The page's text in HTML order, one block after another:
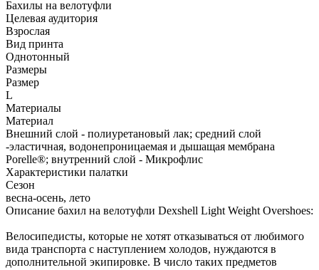
Бахилы на велотуфли
Целевая аудитория
Взрослая
Вид принта
Однотонный
Размеры
Размер
L
Материалы
Материал
Внешний слой - полиуретановый лак; средний слой
-эластичная, водонепроницаемая и дышащая мембрана
Porelle®; внутренний слой - Микрофлис
Характеристики палатки
Сезон
весна-осень, лето
Описание бахил на велотуфли Dexshell Light Weight Overshoes:
Велосипедисты, которые не хотят отказываться от любимого
вида транспорта с наступлением холодов, нуждаются в
дополнительной экипировке. В число таких предметов